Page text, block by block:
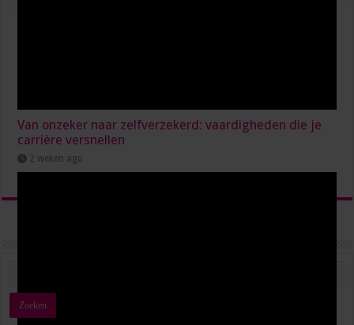
Van onzeker naar zelfverzekerd: vaardigheden die je
carrière versnellen
2 weken ago